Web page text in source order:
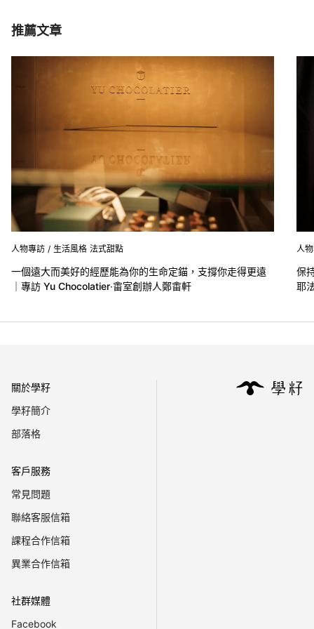
推薦文章
人物專訪 / 生活風格 法式甜點
一個遠大而美好的經歷能為你的生命定錨，支撐你走得更遠
｜專訪 Yu Chocolatier‧畬室創辦人鄭畬軒
人
保
耶
1
關於學籽
學籽簡介
部落格
客戶服務
常見問題
聯絡客服信箱
課程合作信箱
異業合作信箱
社群媒體
Facebook